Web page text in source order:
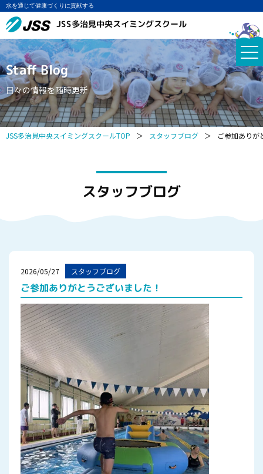
水を通じて健康づくりに貢献する
JSS多治見中央スイミングスクール
Staff Blog
日々の情報を随時更新
JSS多治見中央スイミングスクールTOP ＞ スタッフブログ ＞ ご参加ありが
スタッフブログ
2026/05/27 スタッフブログ
ご参加ありがとうございました！